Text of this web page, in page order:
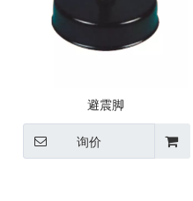
避震脚
询价